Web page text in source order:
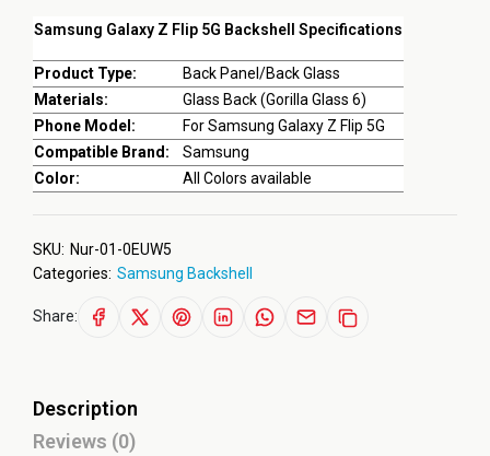
Samsung Galaxy Z Flip 5G Backshell Specifications
Product Type:
Back Panel/Back Glass
Materials:
Glass Back (Gorilla Glass 6)
Phone Model:
For Samsung Galaxy Z Flip 5G
Compatible Brand:
Samsung
Color:
All Colors available
SKU: Nur-01-0EUW5
Categories: Samsung Backshell
Share:
Description
Reviews (0)